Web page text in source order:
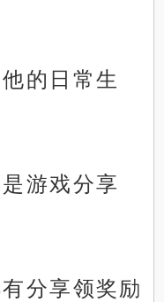
的日常生
游戏分享
分享领奖励